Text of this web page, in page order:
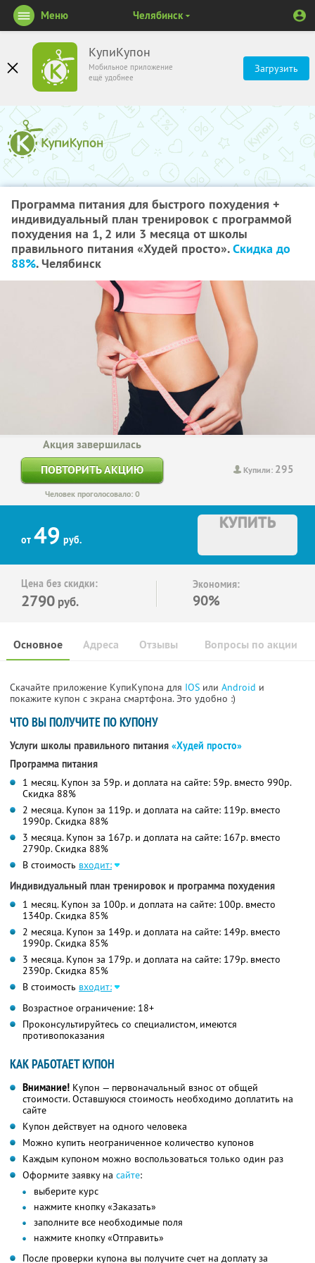
КупиКупон
Мобильное приложение
ещё удобнее
Загрузить
Меню Челябинск
Программа питания для быстрого похудения +
индивидуальный план тренировок с программой
похудения на 1, 2 или 3 месяца от школы
правильного питания «Худей просто».Скидка до
88%. Челябинск
Купили: 295
Акция завершилась
ПОВТОРИТЬ АКЦИЮ
Человек проголосовало: 0
от 49 руб.
КУПИТЬ
Цена без скидки:
2790 руб.
Экономия:
90%
Основное Отзывы Вопросы по акции
Адреса
Скачайте приложение КупиКупона для IOS или Android и
покажите купон с экрана смартфона. Это удобно :)
ЧТО ВЫ ПОЛУЧИТЕ ПО КУПОНУ
Услуги школы правильного питания «Худей просто»
Программа питания
1 месяц. Купон за 59р. и доплата на сайте: 59р. вместо 990р.
Скидка 88%
2 месяца. Купон за 119р. и доплата на сайте: 119р. вместо
1990р. Скидка 88%
3 месяца. Купон за 167р. и доплата на сайте: 167р. вместо
2790р. Скидка 88%
В стоимость входит:
Индивидуальный план тренировок и программа похудения
1 месяц. Купон за 100р. и доплата на сайте: 100р. вместо
1340р. Скидка 85%
2 месяца. Купон за 149р. и доплата на сайте: 149р. вместо
1990р. Скидка 85%
3 месяца. Купон за 179р. и доплата на сайте: 179р. вместо
2390р. Скидка 85%
В стоимость входит:
Возрастное ограничение: 18+
Проконсультируйтесь со специалистом, имеются
противопоказания
КАК РАБОТАЕТ КУПОН
Внимание! Купон — первоначальный взнос от общей
стоимости. Оставшуюся стоимость необходимо доплатить на
сайте
Купон действует на одного человека
Можно купить неограниченное количество купонов
Каждым купоном можно воспользоваться только один раз
Оформите заявку на сайте:
выберите курс
нажмите кнопку «Заказать»
заполните все необходимые поля
нажмите кнопку «Отправить»
После проверки купона вы получите счет на доплату за